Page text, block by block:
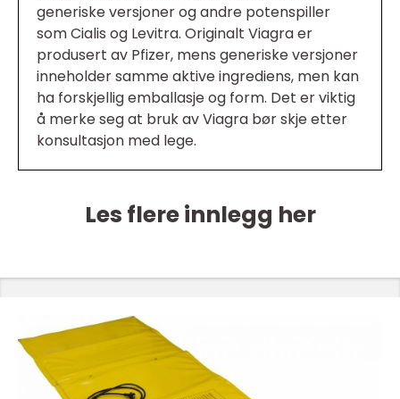
generiske versjoner og andre potenspiller
som Cialis og Levitra. Originalt Viagra er
produsert av Pfizer, mens generiske versjoner
inneholder samme aktive ingrediens, men kan
ha forskjellig emballasje og form. Det er viktig
å merke seg at bruk av Viagra bør skje etter
konsultasjon med lege.
Les flere innlegg her